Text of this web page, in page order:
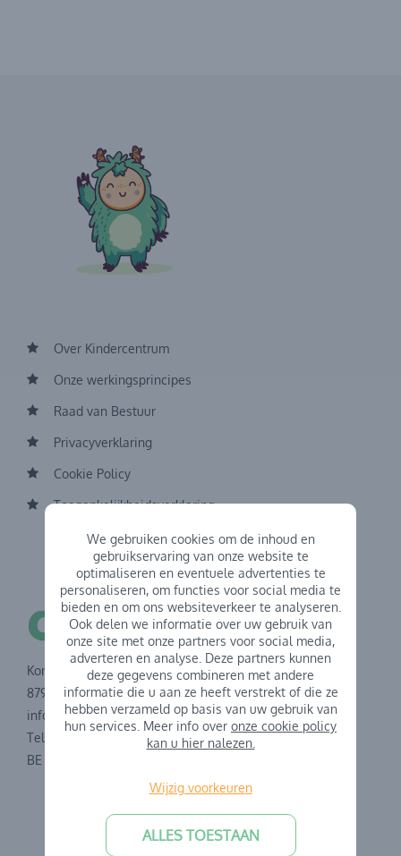
Over Kindercentrum
Onze werkingsprincipes
Raad van Bestuur
Privacyverklaring
Cookie Policy
Toegankelijkheidsverklaring
Koning Albertstraat 43
8791 Waregem
info@kindercentrum.be
Tel.: 056 60 73 40
BE 0408.226.775
We gebruiken cookies om de inhoud en
gebruikservaring van onze website te
optimaliseren en eventuele advertenties te
personaliseren, om functies voor social media te
bieden en om ons websiteverkeer te analyseren.
Ook delen we informatie over uw gebruik van
onze site met onze partners voor social media,
adverteren en analyse. Deze partners kunnen
deze gegevens combineren met andere
informatie die u aan ze heeft verstrekt of die ze
hebben verzameld op basis van uw gebruik van
hun services. Meer info over onze cookie policy
kan u hier nalezen.
Wijzig voorkeuren
ALLES TOESTAAN